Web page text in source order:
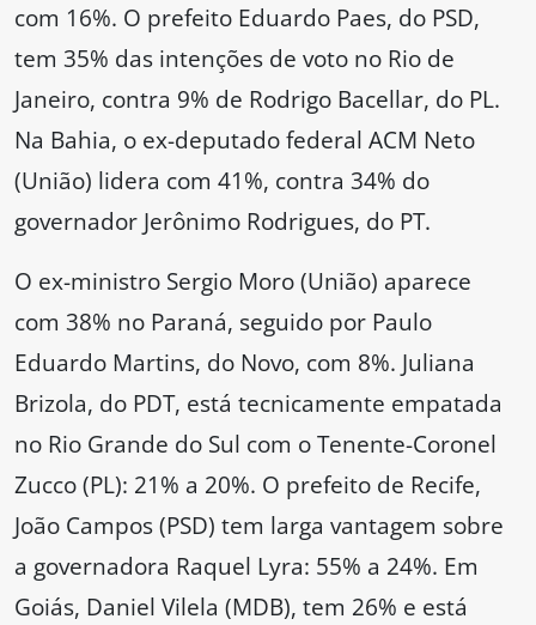
com 16%. O prefeito Eduardo Paes, do PSD,
tem 35% das intenções de voto no Rio de
Janeiro, contra 9% de Rodrigo Bacellar, do PL.
Na Bahia, o ex-deputado federal ACM Neto
(União) lidera com 41%, contra 34% do
governador Jerônimo Rodrigues, do PT.
O ex-ministro Sergio Moro (União) aparece
com 38% no Paraná, seguido por Paulo
Eduardo Martins, do Novo, com 8%. Juliana
Brizola, do PDT, está tecnicamente empatada
no Rio Grande do Sul com o Tenente-Coronel
Zucco (PL): 21% a 20%. O prefeito de Recife,
João Campos (PSD) tem larga vantagem sobre
a governadora Raquel Lyra: 55% a 24%. Em
Goiás, Daniel Vilela (MDB), tem 26% e está